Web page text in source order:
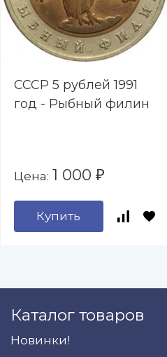
СССР 5 рублей 1991
год - Рыбный филин
Цена: 1 000 ₽
Купить
Каталог товаров
Новинки!